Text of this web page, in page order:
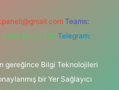
Teams:
0262 606 0 726 Telegram:
gereğince Bilgi Teknolojileri
bir Yer Sağlayıcı